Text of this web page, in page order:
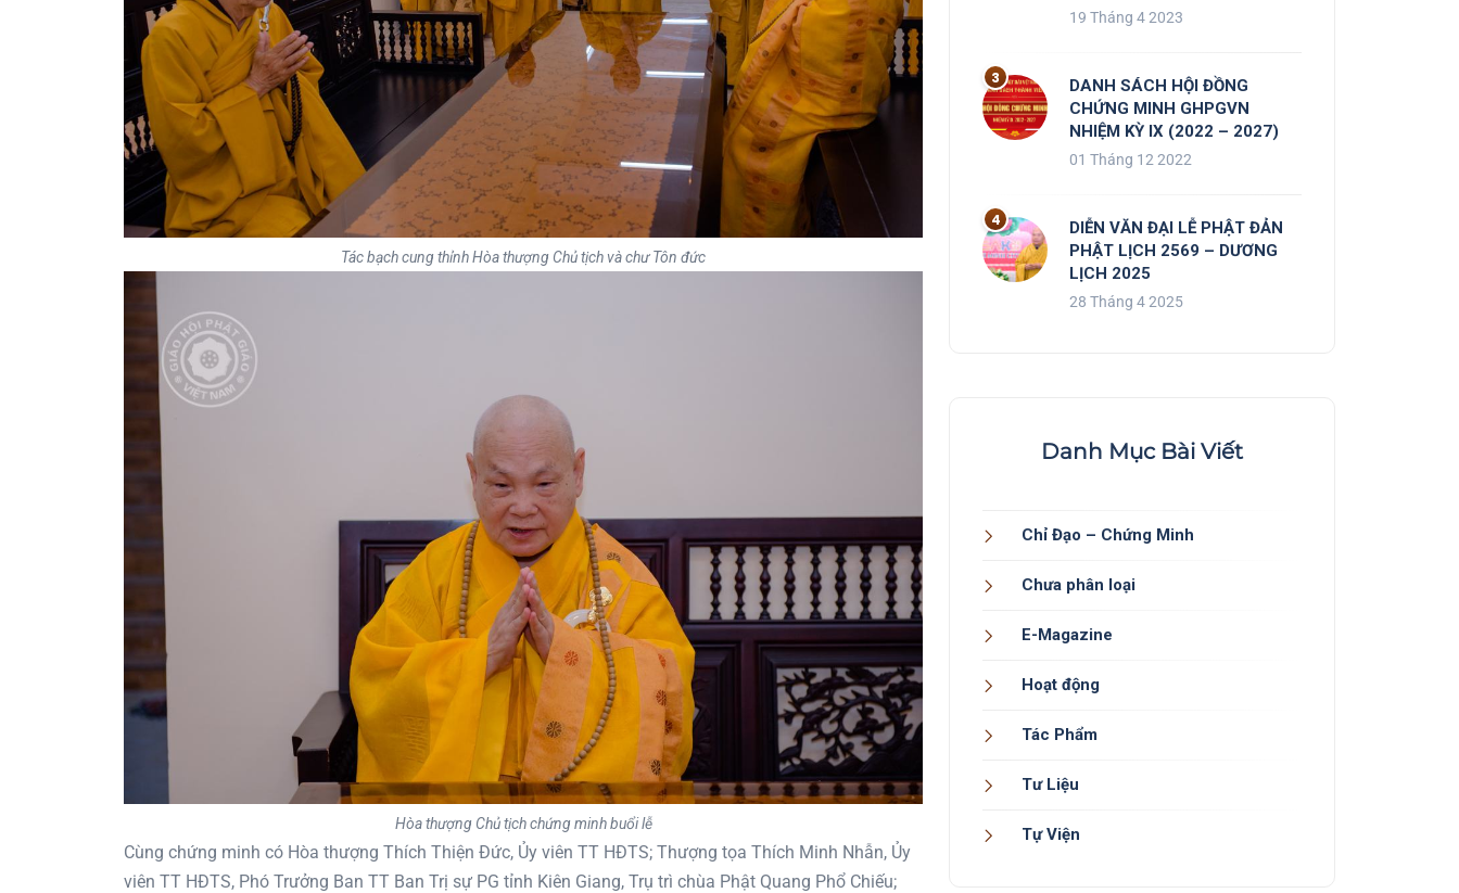
Tác bạch cung thỉnh Hòa thượng Chủ tịch và chư Tôn đức
Hòa thượng Chủ tịch chứng minh buổi lễ
Cùng chứng minh có Hòa thượng Thích Thiện Đức, Ủy viên TT HĐTS; Thượng tọa Thích Minh Nhẫn, Ủy
viên TT HĐTS, Phó Trưởng Ban TT Ban Trị sự PG tỉnh Kiên Giang, Trụ trì chùa Phật Quang Phổ Chiếu;
19 Tháng 4 2023
DANH SÁCH HỘI ĐỒNG
CHỨNG MINH GHPGVN
NHIỆM KỲ IX (2022 – 2027)
01 Tháng 12 2022
DIỄN VĂN ĐẠI LỄ PHẬT ĐẢN
PHẬT LỊCH 2569 – DƯƠNG
LỊCH 2025
28 Tháng 4 2025
Danh Mục Bài Viết
Chỉ Đạo – Chứng Minh
Chưa phân loại
E-Magazine
Hoạt động
Tác Phẩm
Tư Liệu
Tự Viện